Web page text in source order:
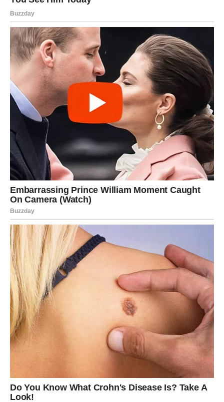
ogroman teret sa svojih ramena.
Na ljubavnom planu mnogi Bikovi će konačno vidjeti
pravo lice osobe koja se nalazi pored njih ili koja ih već
dugo drži u neizvjesnosti. Neki će shvatiti da zaslužuju
više pažnje, više poštovanja i više iskrenosti.
Na poslovnom planu takođe dolazi važna spoznaja. Bik će
prepoznati ko mu zaista želi dobro, a ko koristi njegov
trud za vlastitu korist.
I upravo zahvaljujući toj istini počeće da donosi mnogo
bolje odluke za svoju budućnost.
OVAN – VRIJEME JE DA
PRESTANE BJEŽATI OD ODLUKE
Ovnovi često djeluju hrabro, odlučno i snažno. Ljudi ih
vide kao osobe koje se ničega ne plaše i koje uvijek znaju
šta žele.
Ali istina je da i Ovan ponekad nosi dileme koje nikome
ne pokazuje.
Postoje pitanja koja ga muče.
Postoje situacije koje pokušava odgoditi.
Postoje razgovori koje izbjegava jer zna da bi mogli
promijeniti mnogo toga.